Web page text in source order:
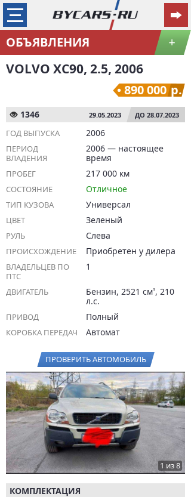
ОБЪЯВЛЕНИЯ +
VOLVO XC90, 2.5, 2006
890 000 р.
1346 29.05.2023 ДО 28.07.2023
ГОД ВЫПУСКА 2006
ПЕРИОД
ВЛАДЕНИЯ
2006 — настоящее
время
ПРОБЕГ 217 000 км
СОСТОЯНИЕ Отличное
ТИП КУЗОВА Универсал
ЦВЕТ Зеленый
РУЛЬ Слева
ПРОИСХОЖДЕНИЕ Приобретен у дилера
ВЛАДЕЛЬЦЕВ ПО
ПТС
1
ДВИГАТЕЛЬ Бензин, 2521 см3, 210
л.с.
ПРИВОД Полный
КОРОБКА ПЕРЕДАЧ Автомат
ПРОВЕРИТЬ АВТОМОБИЛЬ
1 из 8
КОМПЛЕКТАЦИЯ